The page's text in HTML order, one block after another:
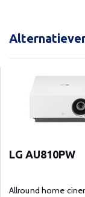
LG AU810PW
Allround home